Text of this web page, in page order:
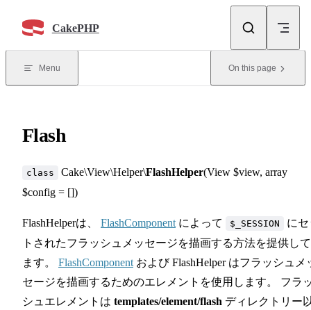
CakePHP
Menu On this page
Flash
class Cake\View\Helper\FlashHelper(View $view, array
$config = [])
FlashHelperは、 FlashComponent によって $_SESSION
に
トされたフラッシュメッセージを描画する方法を提供し
ます。 FlashComponent および FlashHelper はフラッシュメ
セージを描画するためのエレメントを使用します。 フラ
シュエレメントは templates/element/flash ディレクトリー